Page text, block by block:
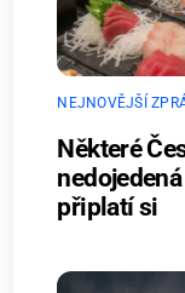
NEJNOVĚJŠÍ
Některé
připlatí si